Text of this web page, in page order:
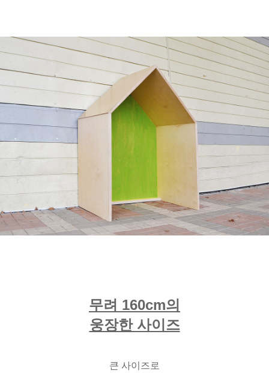
무려 160cm의
웅장한 사이즈
큰 사이즈로